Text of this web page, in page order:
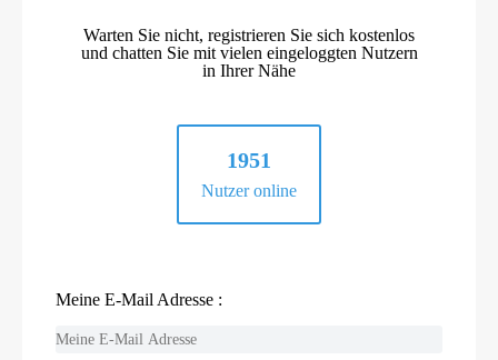
Warten Sie nicht, registrieren Sie sich kostenlos
und chatten Sie mit vielen eingeloggten Nutzern
in Ihrer Nähe
1951
Nutzer online
Meine E-Mail Adresse :